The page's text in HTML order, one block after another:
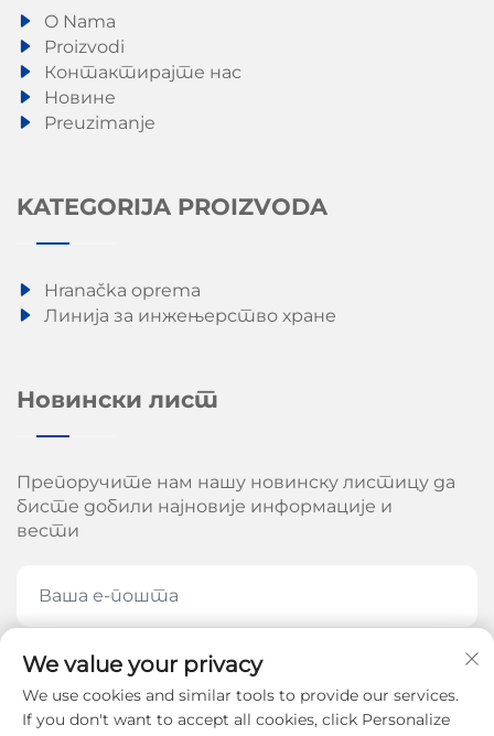
O Nama
Proizvodi
Контактирајте нас
Новине
Preuzimanje
KATEGORIJA PROIZVODA
Hranačka oprema
Линија за инжењерство хране
Новински лист
Препоручите нам нашу новинску листицу да
бисте добили најновије информације и
вести
ПРЕПОРУЧИТЕ СЕ САДА
We value your privacy
We use cookies and similar tools to provide our services.
If you don't want to accept all cookies, click Personalize